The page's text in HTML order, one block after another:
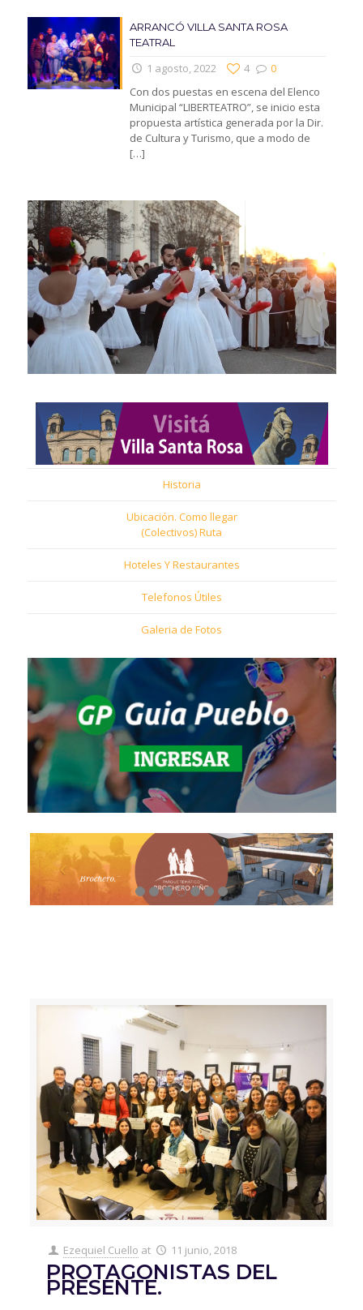
ARRANCÓ VILLA SANTA ROSA
TEATRAL
1 agosto, 2022 0
4
Con dos puestas en escena del Elenco
Municipal “LIBERTEATRO”, se inicio esta
propuesta artística generada por la Dir.
de Cultura y Turismo, que a modo de
[…]
Historia
Ubicación. Como llegar
(Colectivos) Ruta
Hoteles Y Restaurantes
Telefonos Útiles
Galeria de Fotos
Ezequiel Cuello at 11 junio, 2018
PROTAGONISTAS DEL
PRESENTE.